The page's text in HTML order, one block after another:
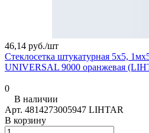
46,14 руб./шт
Стеклосетка штукатурная 5х5,
UNIVERSAL 9000 оранжевая
0
В наличии
Арт. 4814273005947 LIHTAR
В корзину